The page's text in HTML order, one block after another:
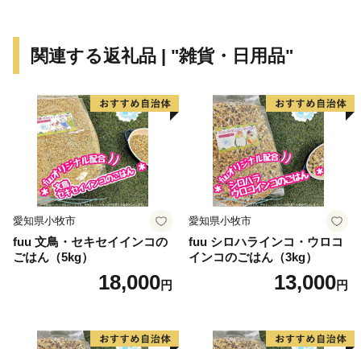
がほどよく調和した「ちょうどいいまち」。
関連する返礼品 | "雑貨・日用品"
愛知県小牧市
fuu 文鳥・セキセイインコの
ごはん（5kg）
18,000円
愛知県小牧市
fuu シロハラインコ・ウロコ
インコのごはん（3kg）
13,000円